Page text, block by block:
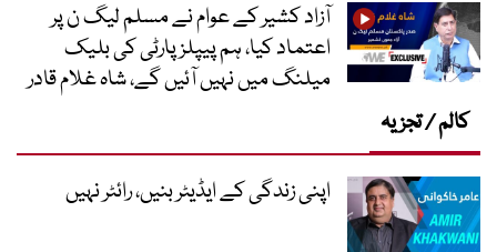
آزاد کشیر کے عوام نے مسلم لیگ ن پر
اعتماد کیا، ہم پیپلز پارٹی کی بلیک
میلنگ میں نہیں آئیں گے، شاہ غلام قادر
کالم / تجزیہ
اپنی زندگی کے ایڈیٹر بنیں، رائٹر نہیں